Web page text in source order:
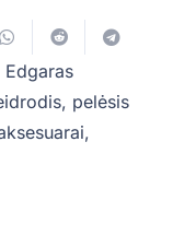
Edgaras
, pelėsis
,